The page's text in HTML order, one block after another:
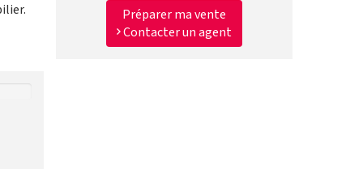
Préparer ma vente
Contacter un agent